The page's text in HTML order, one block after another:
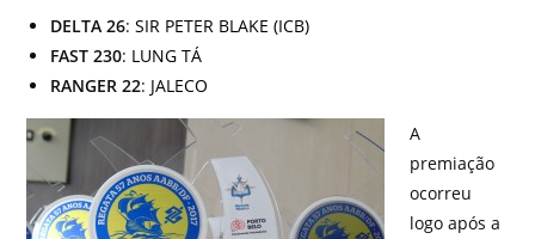
DELTA 26:SIR PETER BLAKE (ICB)
FAST 230: LUNG TÁ
RANGER 22: JALECO
A
premiação
ocorreu
logo após a